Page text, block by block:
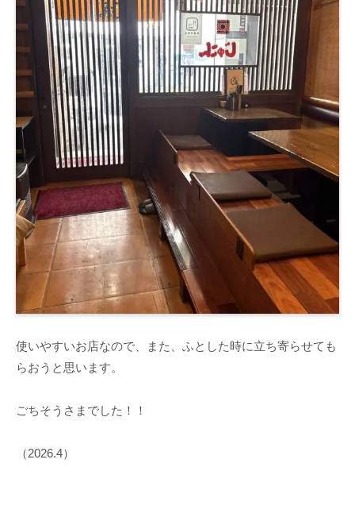
使いやすいお店なので、また、ふとした時に立ち寄らせても
らおうと思います。
ごちそうさまでした！！
（2026.4）